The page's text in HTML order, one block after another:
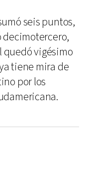
seis puntos,
decimotercero,
quedó vigésimo
tiene mira de
por los